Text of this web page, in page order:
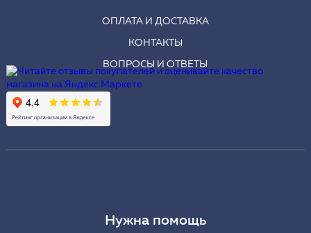
ОПЛАТА И ДОСТАВКА
КОНТАКТЫ
ВОПРОСЫ И ОТВЕТЫ
Нужна помощь